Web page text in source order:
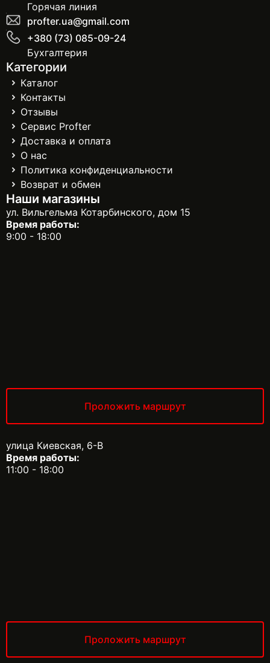
Горячая линия
profter.ua@gmail.com
+380 (73) 085-09-24
Бухгалтерия
Категории
Каталог
Контакты
Отзывы
Сервис Profter
Доставка и оплата
О нас
Политика конфиденциальности
Возврат и обмен
Наши магазины
ул. Вильгельма Котарбинского, дом 15
Время работы:
9:00 - 18:00
Проложить маршрут
улица Киевская, 6-В
Время работы:
11:00 - 18:00
Проложить маршрут